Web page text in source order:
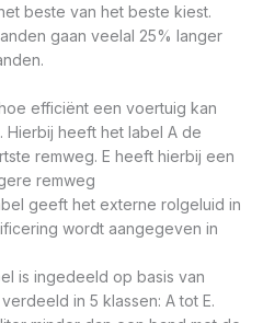
beste van het beste kiest.
gaan veelal 25% langer
efficiënt een voertuig kan
heeft het label A de
remweg. E heeft hierbij een
remweg
geeft het externe rolgeluid in
wordt aangegeven in
is ingedeeld op basis van
in 5 klassen: A tot E.